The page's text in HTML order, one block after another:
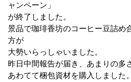
ャンペーン」
が終了しました。
景品で珈琲香坊のコーヒー豆詰め
方が
大勢いらっしゃいました。
昨日中間報告が届き、あまりの多
あわてて梱包資材を購入しました。